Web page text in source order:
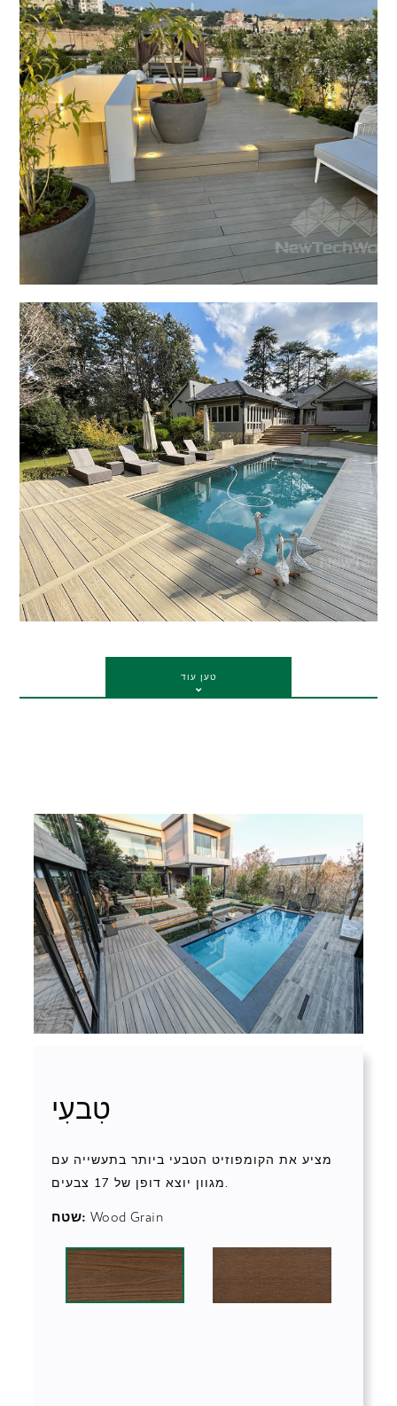
טען עוד
טִבעִי
מציע את הקומפוזיט הטבעי ביותר בתעשייה עם
מגוון יוצא דופן של 17 צבעים.
שטח: Wood Grain